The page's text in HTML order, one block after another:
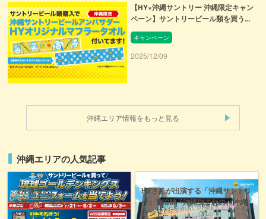
【HY×沖縄サントリー 沖縄限定キャン
ペーン】サントリービール類を買う...
キャンペーン
2025/12/09
沖縄エリア情報をもっと見る
沖縄エリアの人気記事
【沖縄限定】「サントリービール
を買って、琉球ゴールデンキング
スのユニフ...
HYさんが出演する「沖縄サントリ
ー」TVCM『沖縄生まれの、沖縄
サント...